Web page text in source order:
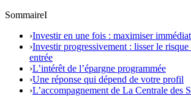
SommaireI
›Investir en une fois : maximiser
›Investir progressivement : lisser le risque
entrée
›L’intérêt de l’épargne programmée
›Une réponse qui dépend de votre profil
›L’accompagnement de La Centrale des